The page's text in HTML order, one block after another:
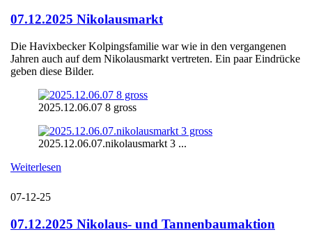
07.12.2025 Nikolausmarkt
Die Havixbecker Kolpingsfamilie war wie in den vergangenen
Jahren auch auf dem Nikolausmarkt vertreten. Ein paar Eindrücke
geben diese Bilder.
2025.12.06.07 8 gross
2025.12.06.07.nikolausmarkt 3 ...
Weiterlesen
07-12-25
07.12.2025 Nikolaus- und Tannenbaumaktion